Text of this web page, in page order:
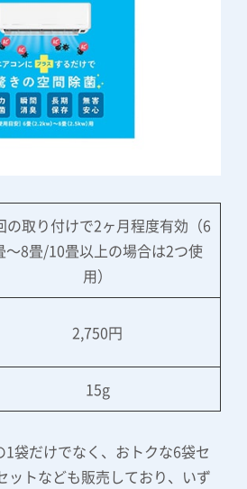
の取り付けで2ヶ月程度有効（6
～8畳/10畳以上の場合は2つ使
用）
2,750円
15g
袋だけでなく、おトクな6袋セ
ットなども販売しており、いず